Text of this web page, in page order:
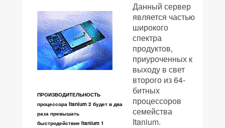
ПРОИЗВОДИТЕЛЬНОСТЬ
процессора Itanium 2 будет в два
раза превышать
быстродействие Itanium 1
Данный сервер
является частью
широкого
спектра
продуктов,
приуроченных к
выходу в свет
второго из 64-
битных
процессоров
семейства
Itanium.